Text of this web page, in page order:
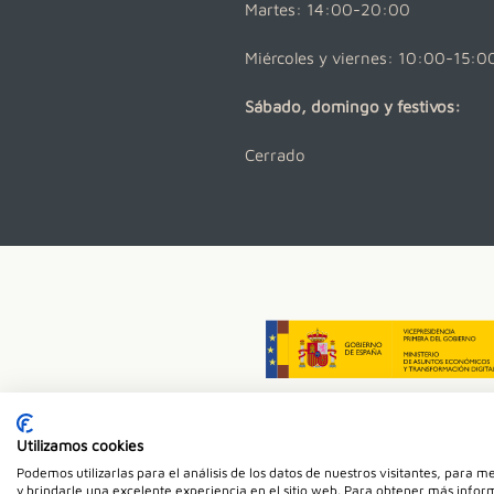
Martes: 14:00-20:00
Miércoles y viernes: 10:00-
Sábado, domingo y festivos:
Cerrado
Utilizamos cookies
Podemos utilizarlas para el análisis de los datos de nuestros visitantes, para
y brindarle una excelente experiencia en el sitio web. Para obtener más